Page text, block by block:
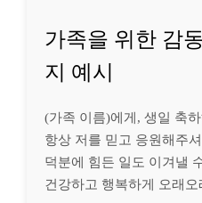
가족을 위한 감
지 예시
(가족 이름)에게, 생일 축
항상 저를 믿고 응원해주
덕분에 힘든 일도 이겨낼
건강하고 행복하게 오래